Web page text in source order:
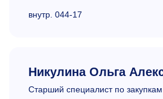
внутр. 044-17
Никулина Ольга
Старший специалист по закупкам